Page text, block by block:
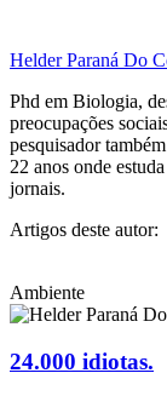
Helder Paraná Do
Phd em Biologia,
preocupações
pesquisador
22 anos onde
jornais.
Artigos deste autor:
Ambiente
24.000 idiotas.